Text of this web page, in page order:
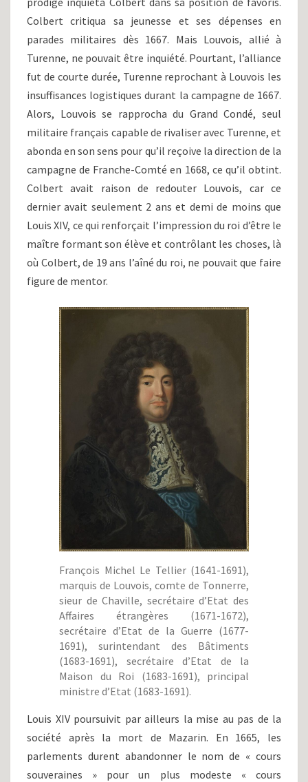
Colbert critiqua sa jeunesse et ses dépenses en
parades militaires dès 1667. Mais Louvois, allié à
Turenne, ne pouvait être inquiété. Pourtant, l’alliance
fut de courte durée, Turenne reprochant à Louvois les
insuffisances logistiques durant la campagne de 1667.
Alors, Louvois se rapprocha du Grand Condé, seul
militaire français capable de rivaliser avec Turenne, et
abonda en son sens pour qu’il reçoive la direction de la
campagne de Franche-Comté en 1668, ce qu’il obtint.
Colbert avait raison de redouter Louvois, car ce
dernier avait seulement 2 ans et demi de moins que
Louis XIV, ce qui renforçait l’impression du roi d’être le
maître formant son élève et contrôlant les choses, là
où Colbert, de 19 ans l’aîné du roi, ne pouvait que faire
figure de mentor.
François Michel Le Tellier (1641-1691),
marquis de Louvois, comte de Tonnerre,
sieur de Chaville, secrétaire d’Etat des
Affaires étrangères (1671-1672),
secrétaire d’Etat de la Guerre (1677-
1691), surintendant des Bâtiments
(1683-1691), secrétaire d’Etat de la
Maison du Roi (1683-1691), principal
ministre d’Etat (1683-1691).
Louis XIV poursuivit par ailleurs la mise au pas de la
société après la mort de Mazarin. En 1665, les
parlements durent abandonner le nom de « cours
souveraines » pour un plus modeste « cours